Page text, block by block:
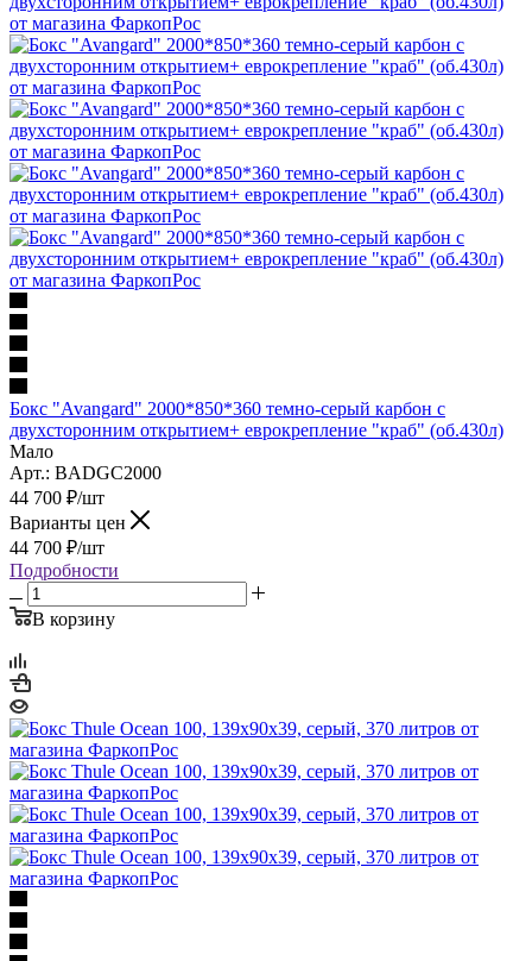
Бокс "Avangard" 2000*850*360 темно-серый карбон с
двухсторонним открытием+ еврокрепление "краб" (об.430л)
Мало
Арт.: BADGC2000
44 700 ₽/шт
Варианты цен
44 700 ₽/шт
Подробности
В корзину